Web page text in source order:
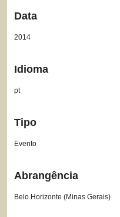
Data
2014
Idioma
pt
Tipo
Evento
Abrangência
Belo Horizonte (Minas Gerais)